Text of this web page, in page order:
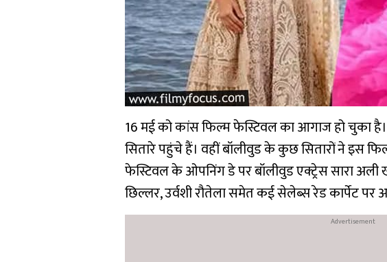
16 मई को कांस फिल्म फेस्टिवल का आगाज हो चुका
सितारे पहुंचे हैं। वहीं बॉलीवुड के कुछ सितारों ने इस
फेस्टिवल के ओपनिंग डे पर बॉलीवुड एक्ट्रेस सारा अली
छिल्लर, उर्वशी रौतेला समेत कई सेलेब्स रेड कार्पेट